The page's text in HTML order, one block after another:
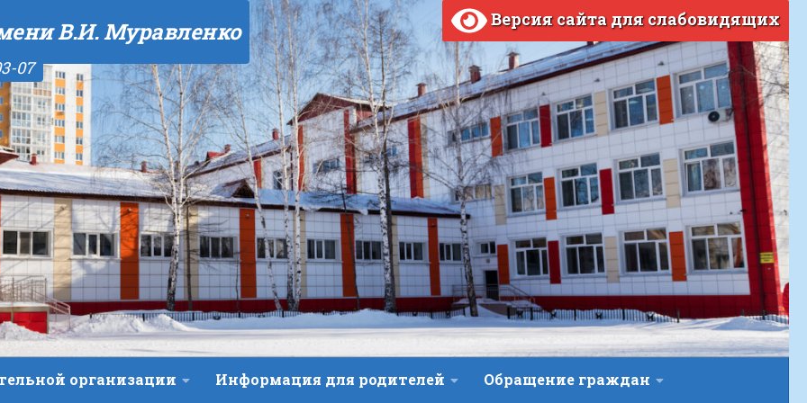
В.И. Муравленко
07
Версия сайта для слабовидящих
организации Информация для родителей Обращение граждан